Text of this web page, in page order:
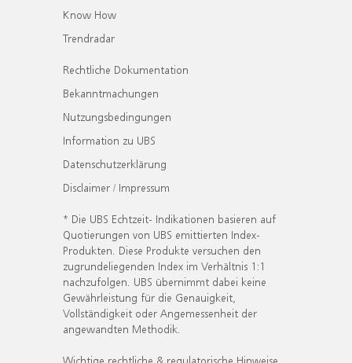
Know How
Trendradar
Rechtliche Dokumentation
Bekanntmachungen
Nutzungsbedingungen
Information zu UBS
Datenschutzerklärung
Disclaimer / Impressum
* Die UBS Echtzeit- Indikationen basieren auf
Quotierungen von UBS emittierten Index-
Produkten. Diese Produkte versuchen den
zugrundeliegenden Index im Verhältnis 1:1
nachzufolgen. UBS übernimmt dabei keine
Gewährleistung für die Genauigkeit,
Vollständigkeit oder Angemessenheit der
angewandten Methodik.